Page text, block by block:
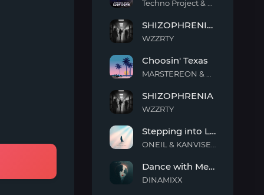
Down
(Slowed)
SHIZOPHRENIA (Slowed)
WZZRTY
Texas
Choosin' Texas
SHIZOPHRENIA
WZZRTY
into
Light
Stepping into Light
Dance with Me Tonight
DINAMIXX